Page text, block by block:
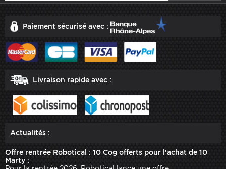
Paiement sécurisé avec :
Livraison rapide avec :
Actualités :
Offre rentrée Robotical : 10 Cog offerts pour l'achat de 10
Marty :